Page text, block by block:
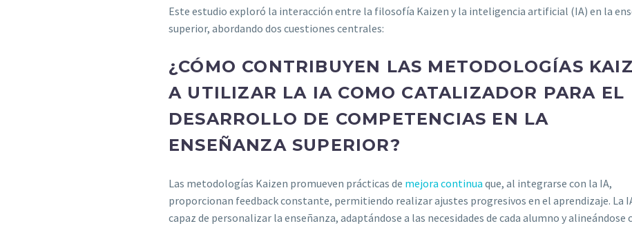
Este estudio exploró la interacción entre la filosofía Kaizen y la inteligencia artificial (IA) en la
superior, abordando dos cuestiones centrales:
¿CÓMO CONTRIBUYEN LAS METODOLOGÍAS
A UTILIZAR LA IA COMO CATALIZADOR PARA EL
DESARROLLO DE COMPETENCIAS EN LA
ENSEÑANZA SUPERIOR?
Las metodologías Kaizen promueven prácticas de mejora continua que, al integrarse con la IA,
proporcionan feedback constante, permitiendo realizar ajustes progresivos en el aprendizaje. La
capaz de personalizar la enseñanza, adaptándose a las necesidades de cada alumno y alineándose